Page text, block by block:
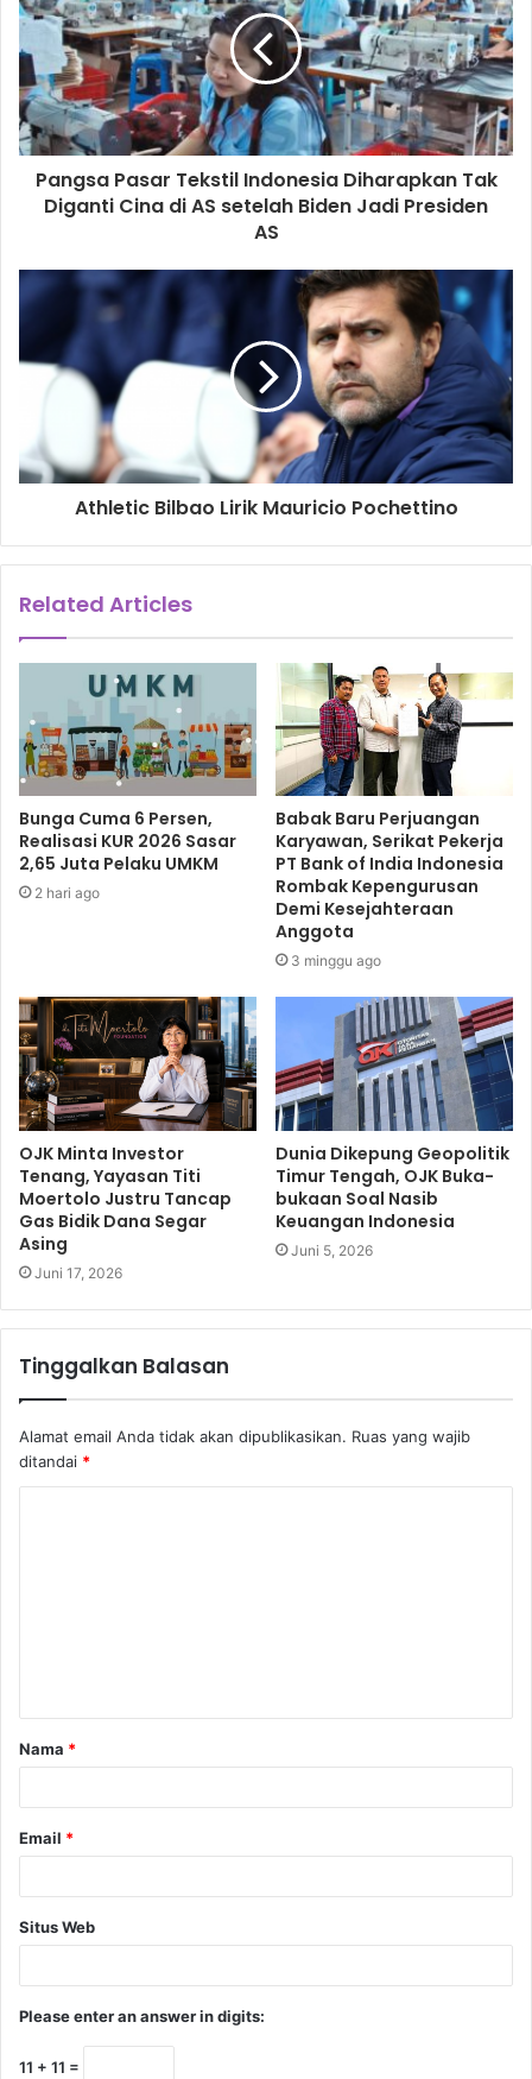
pengantaran yang memiliki kinerja terbaik,” katanya.
GrabFood Makanthon
Neneng Goenadi
Pangsa Pasar Tekstil Indonesia Diharapkan Tak
Diganti Cina di AS setelah Biden Jadi Presiden
AS
Athletic Bilbao Lirik Mauricio Pochettino
Related Articles
Bunga Cuma 6 Persen,
Realisasi KUR 2026 Sasar
2,65 Juta Pelaku UMKM
2 hari ago
Babak Baru Perjuangan
Karyawan, Serikat Pekerja
PT Bank of India Indonesia
Rombak Kepengurusan
Demi Kesejahteraan
Anggota
3 minggu ago
OJK Minta Investor
Tenang, Yayasan Titi
Moertolo Justru Tancap
Gas Bidik Dana Segar
Asing
Juni 17, 2026
Dunia Dikepung Geopolitik
Timur Tengah, OJK Buka-
bukaan Soal Nasib
Keuangan Indonesia
Juni 5, 2026
Tinggalkan Balasan
Alamat email Anda tidak akan dipublikasikan. Ruas yang wajib
ditandai *
Nama *
Email *
Situs Web
Please enter an answer in digits:
11 + 11 =